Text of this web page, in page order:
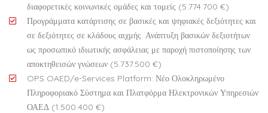
διαφορετικές κοινωνικές ομάδες και τομείς (5.774.700 €)
Προγράμματα κατάρτισης σε βασικές και ψηφιακές δεξιότητες και
σε δεξιότητες σε κλάδους αιχμής. Ανάπτυξη βασικών δεξιοτήτων
ως προσωπικό ιδιωτικής ασφάλειας με παροχή πιστοποίησης των
αποκτηθεισών γνώσεων (5.737.500 €)
OPS OAED/e-Services Platform: Νέο Ολοκληρωμένο
Πληροφοριακό Σύστημα και Πλατφόρμα Ηλεκτρονικών Υπηρεσιών
ΟΑΕΔ (1.500.400 €)